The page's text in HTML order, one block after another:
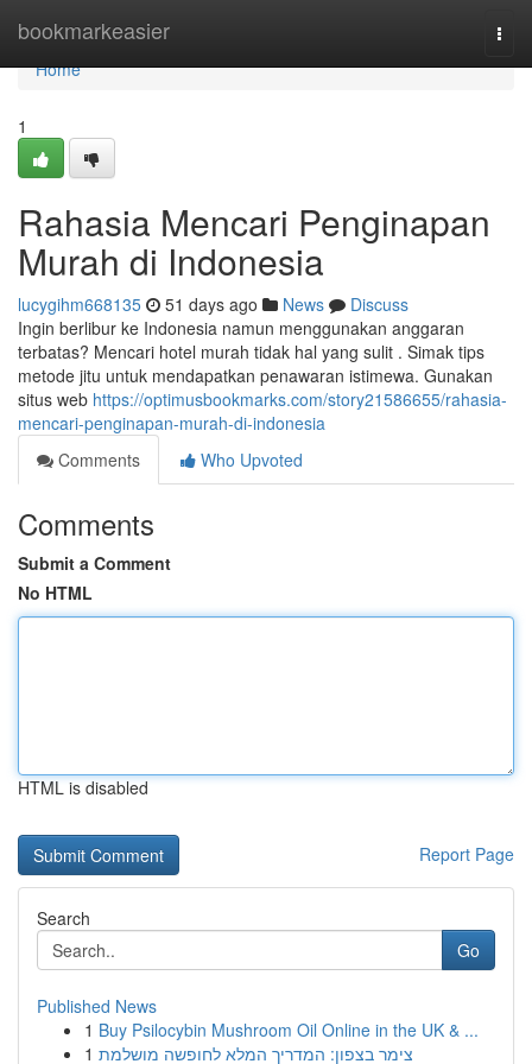
bookmarkeasier
Home
Home
1
Rahasia Mencari Penginapan
Murah di Indonesia
lucygihm668135 51 days ago News
Discuss
Ingin berlibur ke Indonesia namun menggunakan anggaran
terbatas? Mencari hotel murah tidak hal yang sulit . Simak tips
metode jitu untuk mendapatkan penawaran istimewa. Gunakan
situs web https://optimusbookmarks.com/story21586655/rahasia-
mencari-penginapan-murah-di-indonesia
Comments
Who Upvoted
Comments
Submit a Comment
No HTML
HTML is disabled
Report Page
Search
Go
Published News
1 Buy Psilocybin Mushroom Oil Online in the UK & ...
1 צימר בצפון: המדריך המלא לחופשה מושלמת